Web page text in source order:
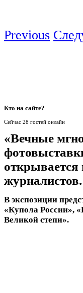
Previous
Кто на сайте?
Сейчас 28 гостей онлайн
«Вечные
журналистов.
В экспозиции
«Купола России»,
Великой степи».